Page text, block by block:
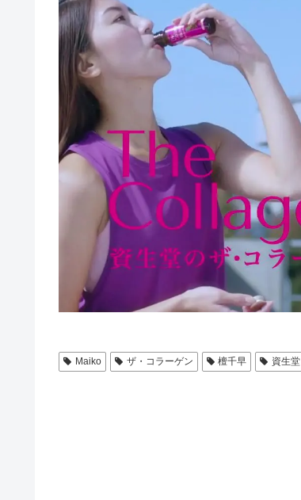
Maiko ザ・コラーゲン 檀千早 資生堂